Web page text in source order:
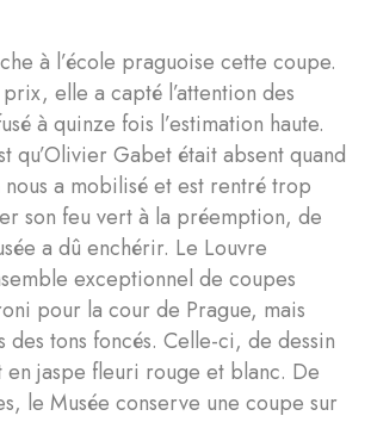
à l’école praguoise cette coupe.
elle a capté l’attention des
à quinze fois l’estimation haute.
qu’Olivier Gabet était absent quand
a mobilisé et est rentré trop
son feu vert à la préemption, de
a dû enchérir. Le Louvre
exceptionnel de coupes
pour la cour de Prague, mais
des tons foncés. Celle-ci, de dessin
en jaspe fleuri rouge et blanc. De
le Musée conserve une coupe sur